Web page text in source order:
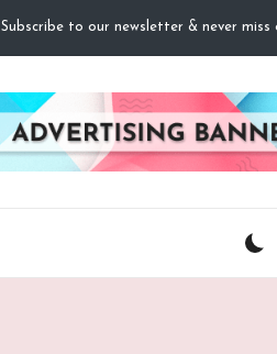
Subscribe to our newsletter & never miss